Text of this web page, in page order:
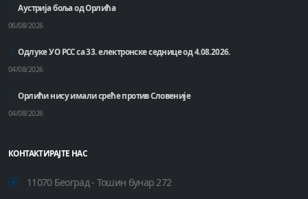
Аустрија боља од Орлића
06/08/2026
Одлуке УО РСС са 33. електронске седнице од 4.08.2026.
04/08/2026
Орлићи нису имали среће против Словеније
04/08/2026
КОНТАКТИРАЈТЕ НАС
11070 Београд - Тошин бунар 272